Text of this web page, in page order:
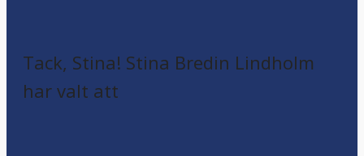
Tack, Stina! Stina Bredin Lindholm
har valt att